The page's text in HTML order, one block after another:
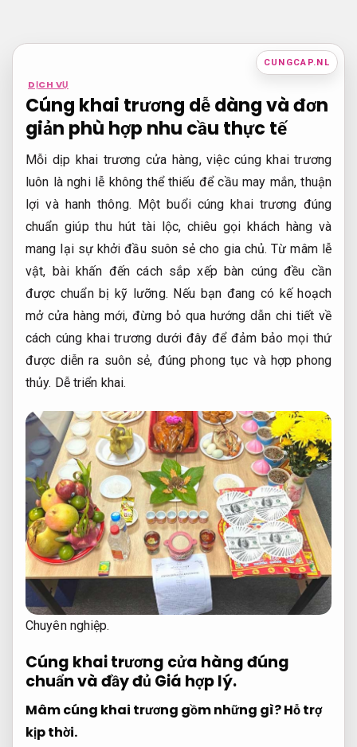
nội
CUNGCAP.NL
DỊCH VỤ
Cúng khai trương dễ dàng và đơn
giản phù hợp nhu cầu thực tế
Mỗi dịp khai trương cửa hàng, việc cúng khai trương
luôn là nghi lễ không thể thiếu để cầu may mắn, thuận
lợi và hanh thông. Một buổi cúng khai trương đúng
chuẩn giúp thu hút tài lộc, chiêu gọi khách hàng và
mang lại sự khởi đầu suôn sẻ cho gia chủ. Từ mâm lễ
vật, bài khấn đến cách sắp xếp bàn cúng đều cần
được chuẩn bị kỹ lưỡng. Nếu bạn đang có kế hoạch
mở cửa hàng mới, đừng bỏ qua hướng dẫn chi tiết về
cách cúng khai trương dưới đây để đảm bảo mọi thứ
được diễn ra suôn sẻ, đúng phong tục và hợp phong
thủy. Dễ triển khai.
Chuyên nghiệp.
Cúng khai trương cửa hàng đúng
chuẩn và đầy đủ Giá hợp lý.
Mâm cúng khai trương gồm những gì?Hỗ trợ
kịp thời.